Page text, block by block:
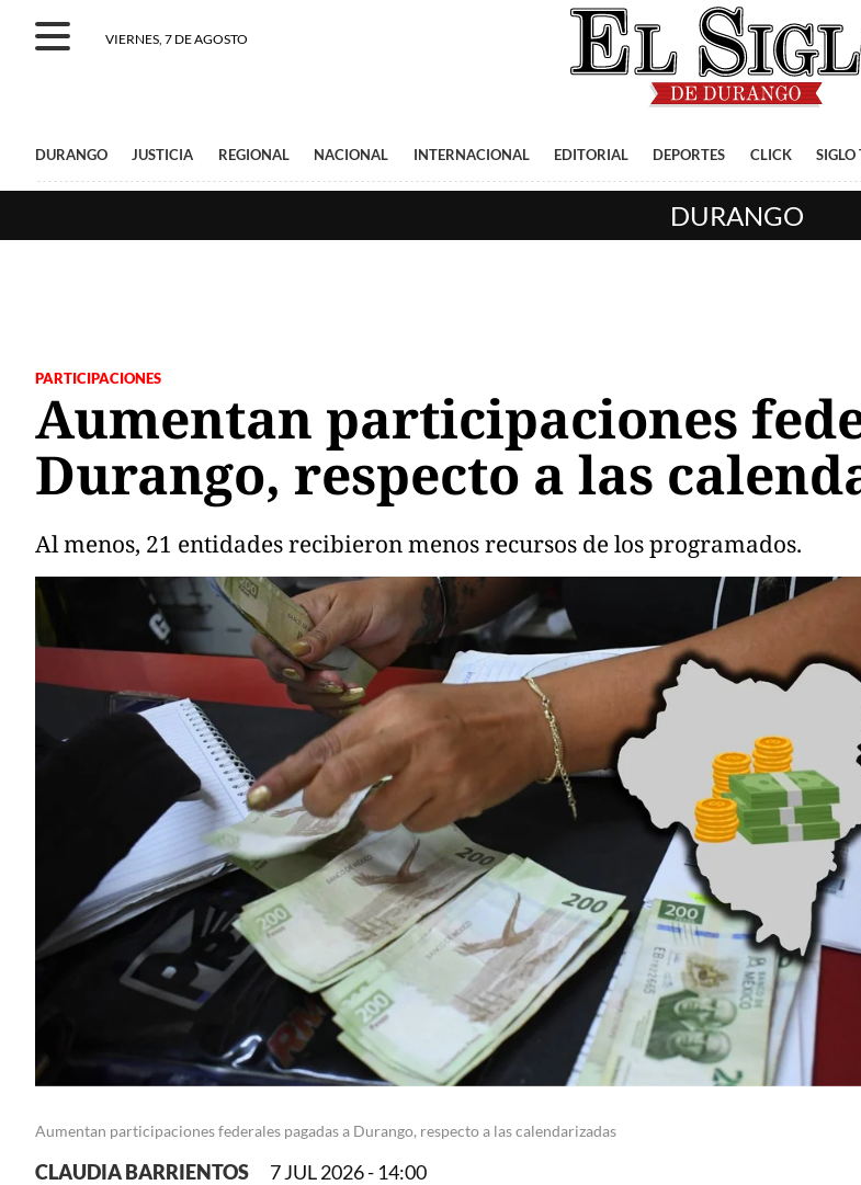
VIERNES, 7 DE AGOSTO
DURANGO JUSTICIA REGIONAL NACIONAL INTERNACIONAL EDITORIAL DEPORTES CLICK SIGLO
DURANGO
PARTICIPACIONES
Aumentan participaciones
Durango, respecto a las
Al menos, 21 entidades recibieron menos recursos de los programados.
Aumentan participaciones federales pagadas a Durango, respecto a las calendarizadas
CLAUDIA BARRIENTOS 7 JUL 2026 - 14:00